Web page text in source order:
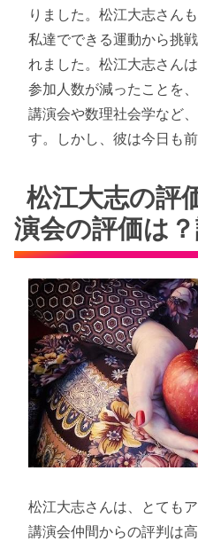
りました。松江大志さん
私達でできる運動から挑
れました。松江大志さん
参加人数が減ったことを
講演会や数理社会学など
す。しかし、彼は今日も
松江大志の評
演会の評価は
松江大志さんは、とても
講演会仲間からの評判は高